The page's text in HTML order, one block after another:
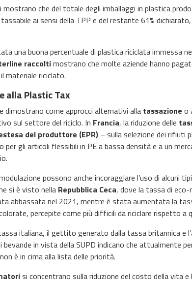
che del totale degli imballaggi in plastica
ai sensi della TPP e del restante 61%
una buona percentuale di plastica riciclata immessa
raccoltimostrano che molte aziende hanno
materiale riciclato.
alla Plastic Tax
dimostrano come approcci alternativi alla tassazione o
sul settore del riciclo. In Francia, la riduzione delle
del produttore (EPR) – sulla selezione dei rifiuti
per gli articoli flessibili in PE a bassa densità e a un
possono anche incoraggiare l’uso di alcuni
si è visto nella Repubblica Ceca, dove la tassa di eco-
abbassata nel 2021, mentre è stata aumentata la
percepite come più difficili da riciclare rispetto a
italiana, il gettito generato dalla tassa britannica e
bevande in vista della SUPD indicano che attualmente
è in cima alla lista delle priorità.
si concentrano sulla riduzione del costo della vita